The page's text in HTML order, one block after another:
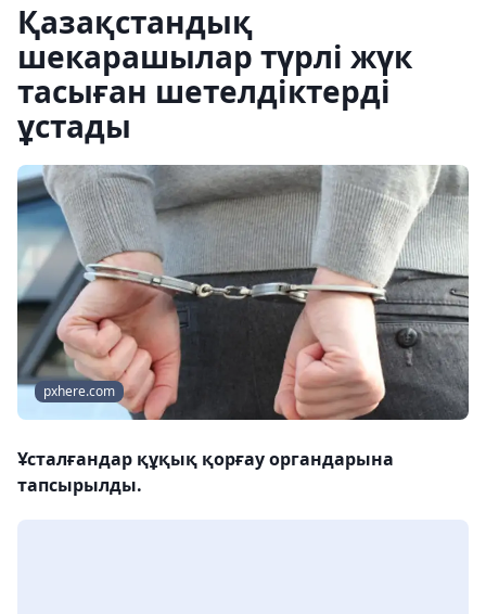
Қазақстандық
шекарашылар түрлі жүк
тасыған шетелдіктерді
ұстады
pxhere.com
Ұсталғандар құқық қорғау органдарына
тапсырылды.